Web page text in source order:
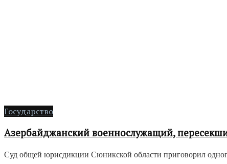
Государство
Азербайджанский военнослужащий,
Суд общей юрисдикции Сюникской области приговорил